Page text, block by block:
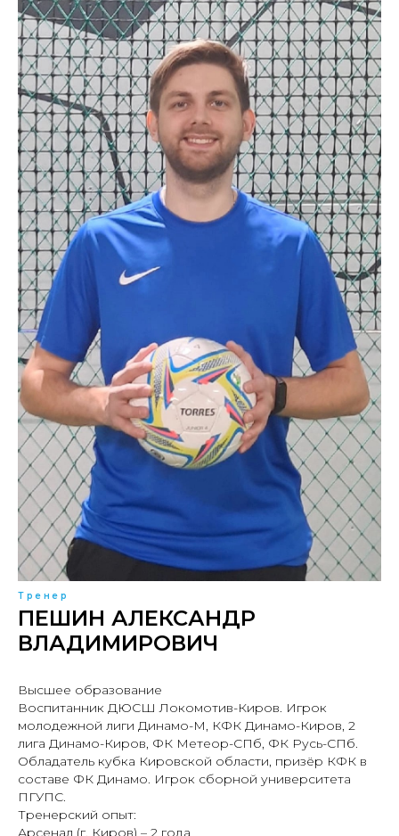
Тренер
ПЕШИН АЛЕКСАНДР
ВЛАДИМИРОВИЧ
Высшее образование
Воспитанник ДЮСШ Локомотив-Киров. Игрок
молодежной лиги Динамо-М, КФК Динамо-Киров, 2
лига Динамо-Киров, ФК Метеор-СПб, ФК Русь-СПб.
Обладатель кубка Кировской области, призёр КФК в
составе ФК Динамо. Игрок сборной университета
ПГУПС.
Тренерский опыт:
Арсенал (г. Киров) – 2 года